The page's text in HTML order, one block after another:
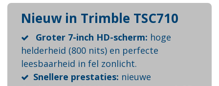
Nieuw in Trimble TSC710
Groter 7-inch HD-scherm: hoge
helderheid (800 nits) en perfecte
leesbaarheid in fel zonlicht.
Snellere prestaties: nieuwe